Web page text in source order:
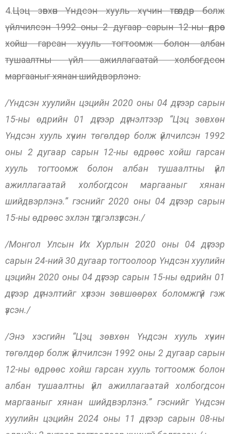
4.Цэц зөвхөн Үндсэн хууль хүчин төгөлдөр болж
үйлчилсэн 1992 оны 2 дугаар сарын 12-ны өдрөөс
хойш гарсан хууль тогтоомж болон албан
тушаалтны үйл ажиллагаатай холбогдсон
маргааныг хянан шийдвэрлэнэ.
/Үндсэн хуулийн цэцийн 2020 оны 04 дүгээр сарын
15-ны өдрийн 01 дүгээр дүгнэлтээр “Цэц зөвхөн
Үндсэн хууль хүчин төгөлдөр болж үйлчилсэн 1992
оны 2 дугаар сарын 12-ны өдрөөс хойш гарсан
хууль тогтоомж болон албан тушаалтны үйл
ажиллагаатай холбогдсон маргааныг хянан
шийдвэрлэнэ.” гэснийг 2020 оны 04 дүгээр сарын
15-ны өдрөөс эхлэн түдгэлзүүлсэн./
/Монгол Улсын Их Хурлын 2020 оны 04 дүгээр
сарын 24-ний 30 дугаар тогтоолоор Үндсэн хуулийн
цэцийн 2020 оны 04 дүгээр сарын 15-ны өдрийн 01
дүгээр дүгнэлтийг хүлээн зөвшөөрөх боломжгүй гэж
үзсэн./
/Энэ хэсгийн “Цэц зөвхөн Үндсэн хууль хүчин
төгөлдөр болж үйлчилсэн 1992 оны 2 дугаар сарын
12-ны өдрөөс хойш гарсан хууль тогтоомж болон
албан тушаалтны үйл ажиллагаатай холбогдсон
маргааныг хянан шийдвэрлэнэ.” гэснийг Үндсэн
хуулийн цэцийн 2024 оны 11 дүгээр сарын 08-ны